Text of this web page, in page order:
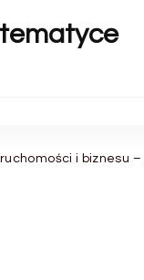
tematyce
i biznesu